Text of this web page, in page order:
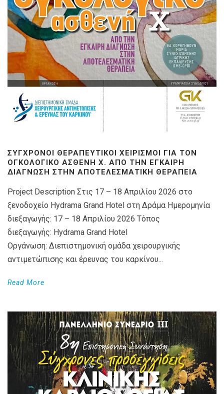
ΣΎΓΧΡΟΝΟΙ ΘΕΡΑΠΕΥΤΙΚΟΊ ΧΕΙΡΙΣΜΟΊ ΓΙΑ ΤΟΝ
ΟΓΚΟΛΟΓΙΚΌ ΑΣΘΕΝΉ X. ΑΠΌ ΤΗΝ ΈΓΚΑΙΡΗ
ΔΙΆΓΝΩΣΗ ΣΤΗΝ ΑΠΟΤΕΛΕΣΜΑΤΙΚΉ ΘΕΡΑΠΕΊΑ
Project Description Στις 17 – 18 Απριλίου 2026 στο
ξενοδοχείο Hydrama Grand Hotel στη Δράμα Ημερομηνία
διεξαγωγής: 17 – 18 Απριλίου 2026 Τόπος
διεξαγωγής: Hydrama Grand Hotel
Οργάνωση: Διεπιστημονική ομάδα χειρουργικής
αντιμετώπισης και έρευνας του καρκίνου...
Read More